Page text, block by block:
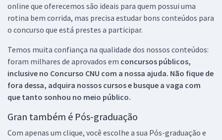
online que oferecemos são ideais para quem possui uma
rotina bem corrida, mas precisa estudar bons conteúdos para
o concurso que está prestes a participar.
Temos muita confiança na qualidade dos nossos conteúdos:
foram milhares de aprovados em concursos públicos,
inclusive no Concurso CNU com a nossa ajuda. Não fique de
fora dessa, adquira nossos cursos e busque a vaga com
que tanto sonhou no meio público.
Gran também é Pós-graduação
Com apenas um clique, você escolhe a sua Pós-graduação e